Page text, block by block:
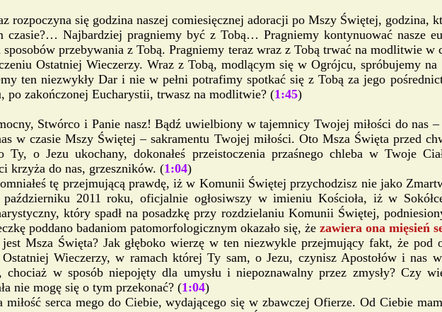
rozpoczyna się godzina naszej comiesięcznej adoracji po Mszy Świętej, godzina,
Najbardziej pragniemy być z Tobą… Pragniemy kontynuować nasze
przebywania z Tobą. Pragniemy teraz wraz z Tobą trwać na modlitwie
Ostatniej Wieczerzy. Wraz z Tobą, modlącym się w Ogrójcu, spróbujemy
ten niezwykły Dar i nie w pełni potrafimy spotkać się z Tobą za jego
zakończonej Eucharystii, trwasz na modlitwie? (1:45)
Stwórco i Panie nasz! Bądź uwielbiony w tajemnicy Twojej miłości do nas
w czasie Mszy Świętej – sakramentu Twojej miłości. Oto Msza Święta przed
Ty, o Jezu ukochany, dokonałeś przeistoczenia przaśnego chleba w Twoje
krzyża do nas, grzeszników. (1:04)
tę przejmującą prawdę, iż w Komunii Świętej przychodzisz nie jako
2011 roku, oficjalnie ogłosiwszy w imieniu Kościoła, iż w
który spadł na posadzkę przy rozdzielaniu Komunii Świętej,
poddano badaniom patomorfologicznym okazało się, że zawiera ona mięsień
Msza Święta? Jak głęboko wierzę w ten niezwykle przejmujący fakt, że pod
Wieczerzy, w ramach której Ty sam, o Jezu, czynisz Apostołów i nas
w sposób niepojęty dla umysłu i niepoznawalny przez zmysły? Czy
nie mogę się o tym przekonać? (1:04)
serca mego do Ciebie, wydającego się w zbawczej Ofierze. Od Ciebie